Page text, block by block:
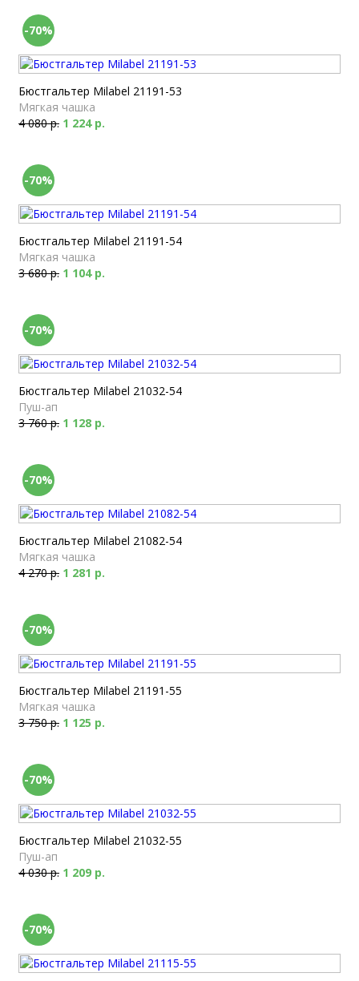
-70%
Бюстгальтер Milabel 21191-53
Мягкая чашка
4 080 р. 1 224 р.
-70%
Бюстгальтер Milabel 21191-54
Мягкая чашка
3 680 р. 1 104 р.
-70%
Бюстгальтер Milabel 21032-54
Пуш-ап
3 760 р. 1 128 р.
-70%
Бюстгальтер Milabel 21082-54
Мягкая чашка
4 270 р. 1 281 р.
-70%
Бюстгальтер Milabel 21191-55
Мягкая чашка
3 750 р. 1 125 р.
-70%
Бюстгальтер Milabel 21032-55
Пуш-ап
4 030 р. 1 209 р.
-70%